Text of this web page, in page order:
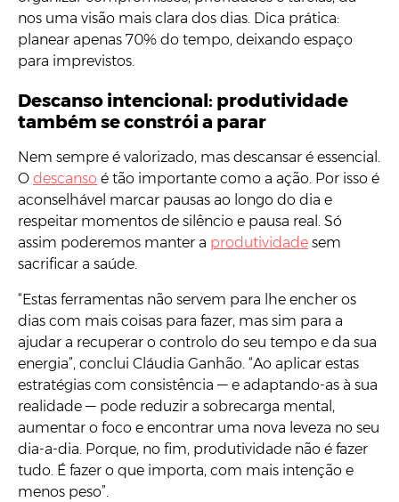
nos uma visão mais clara dos dias. Dica prática:
planear apenas 70% do tempo, deixando espaço
para imprevistos.
Descanso intencional: produtividade
também se constrói a parar
Nem sempre é valorizado, mas descansar é essencial.
O descanso é tão importante como a ação. Por isso é
aconselhável marcar pausas ao longo do dia e
respeitar momentos de silêncio e pausa real. Só
assim poderemos manter a produtividade sem
sacrificar a saúde.
“Estas ferramentas não servem para lhe encher os
dias com mais coisas para fazer, mas sim para a
ajudar a recuperar o controlo do seu tempo e da sua
energia”, conclui Cláudia Ganhão. “Ao aplicar estas
estratégias com consistência — e adaptando-as à sua
realidade — pode reduzir a sobrecarga mental,
aumentar o foco e encontrar uma nova leveza no seu
dia-a-dia. Porque, no fim, produtividade não é fazer
tudo. É fazer o que importa, com mais intenção e
menos peso”.